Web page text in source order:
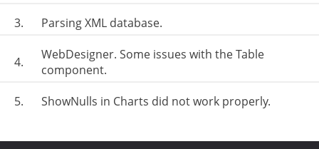
3.
Parsing XML database.
4.
WebDesigner. Some issues with the Table
component.
5.
ShowNulls in Charts did not work properly.